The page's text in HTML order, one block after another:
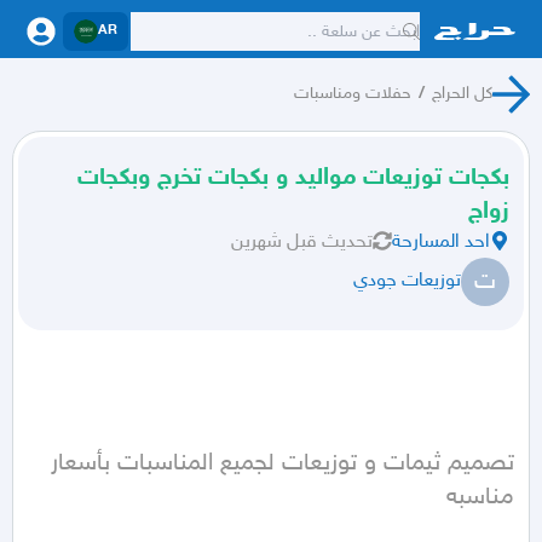
AR
كل الحراج / حفلات ومناسبات
بكجات توزيعات مواليد و بكجات تخرج وبكجات
زواج
احد المسارحة تحديث قبل شهرين
ت توزيعات جودي
مناسبه